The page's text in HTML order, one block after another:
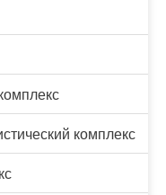
комплекс